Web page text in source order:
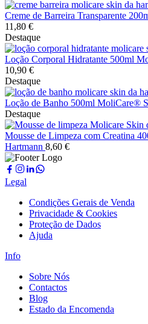
Creme de Barreira Transparente
11,80 €
Destaque
Loção Corporal Hidratante 500ml
10,90 €
Destaque
Loção de Banho 500ml MoliCare®
Destaque
Mousse de Limpeza com Creatina
Hartmann 8,60 €
Legal
Condições Gerais de Venda
Privacidade & Cookies
Proteção de Dados
Ajuda
Info
Sobre Nós
Contactos
Blog
Estado da Encomenda